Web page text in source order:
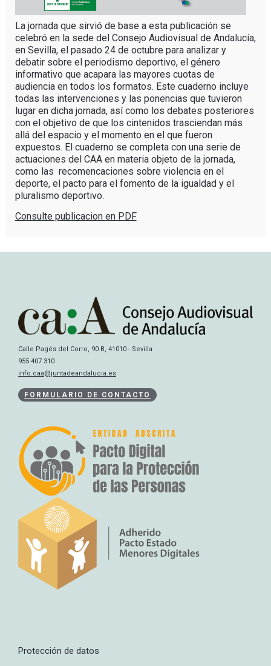
La jornada que sirvió de base a esta publicación se
celebró en la sede del Consejo Audiovisual de Andalucía,
en Sevilla, el pasado 24 de octubre para analizar y
debatir sobre el periodismo deportivo, el género
informativo que acapara las mayores cuotas de
audiencia en todos los formatos. Este cuaderno incluye
todas las intervenciones y las ponencias que tuvieron
lugar en dicha jornada, así como los debates posteriores
con el objetivo de que los cintenidos trasciendan más
allá del espacio y el momento en el que fueron
expuestos. El cuaderno se completa con una serie de
actuaciones del CAA en materia objeto de la jornada,
como las recomencaciones sobre violencia en el
deporte, el pacto para el fomento de la igualdad y el
pluralismo deportivo.
Consulte publicacion en PDF
Calle Pagés del Corro, 90 B, 41010 - Sevilla
955 407 310
info.caa@juntadeandalucia.es
FORMULARIO DE CONTACTO
Protección de datos